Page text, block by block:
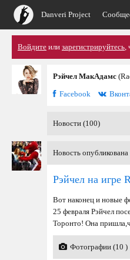
Danveri Project
Войдите или зарегистрируйтесь,
Рэйчел МакАдамс
Facebook
Новости (100)
Новость
Рэйчел на игре
Вот наконец и новые
25 февраля Рэйчел
Торонто! Она
Фотографии (10 )